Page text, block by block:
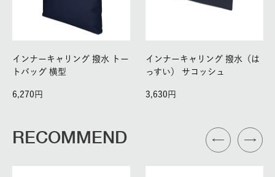
インナーキャリング 撥水 トー
トバッグ 横型
6,270
インナーキャリング 撥水（は
っすい） サコッシュ
3,630
RECOMMEND